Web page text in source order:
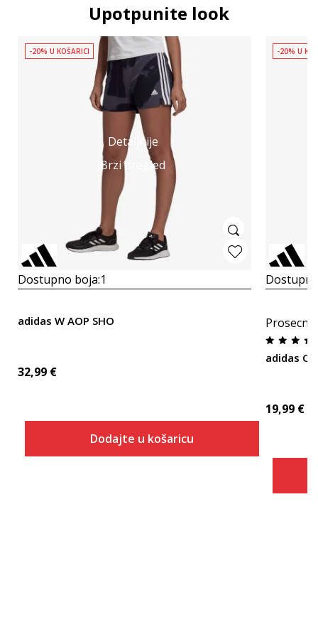
Upotpunite look
Detaljnije
Brzi pregled
-20% U KOŠARICI
Dostupno boja:1
adidas W AOP SHO
32,99 €
Dodajte u košaricu
-20% U
adidas
19,99 €